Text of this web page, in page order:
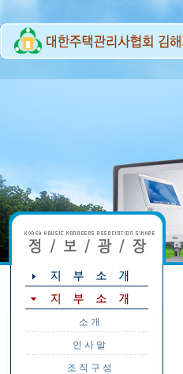
소 개
인 사 말
조 직 구 성